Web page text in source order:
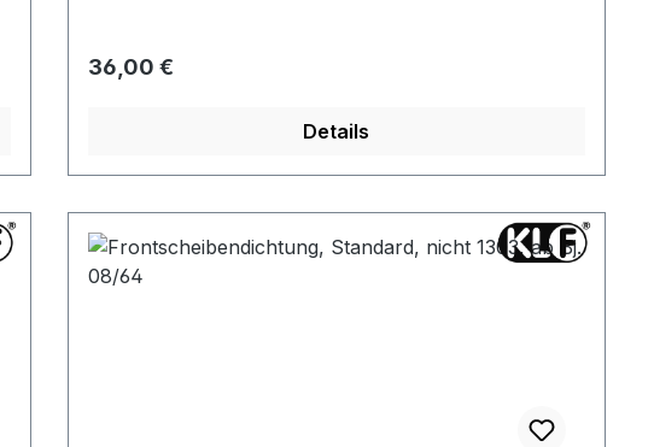
Regulärer Preis:
36,00 €
Details